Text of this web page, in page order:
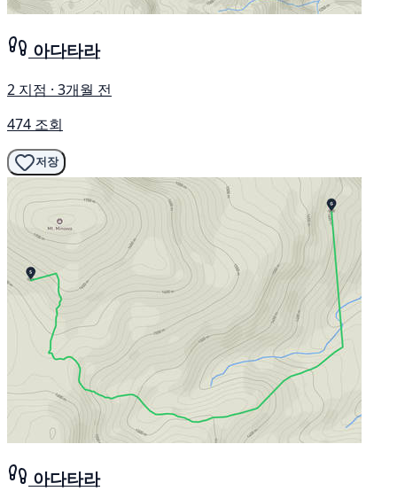
아다타라
2 지점 · 3개월 전
474 조회
저장
아다타라